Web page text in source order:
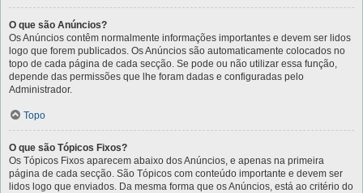
O que são Anúncios?
Os Anúncios contêm normalmente informações importantes e devem ser lidos
logo que forem publicados. Os Anúncios são automaticamente colocados no
topo de cada página de cada secção. Se pode ou não utilizar essa função,
depende das permissões que lhe foram dadas e configuradas pelo
Administrador.
Topo
O que são Tópicos Fixos?
Os Tópicos Fixos aparecem abaixo dos Anúncios, e apenas na primeira
página de cada secção. São Tópicos com conteúdo importante e devem ser
lidos logo que enviados. Da mesma forma que os Anúncios, está ao critério do